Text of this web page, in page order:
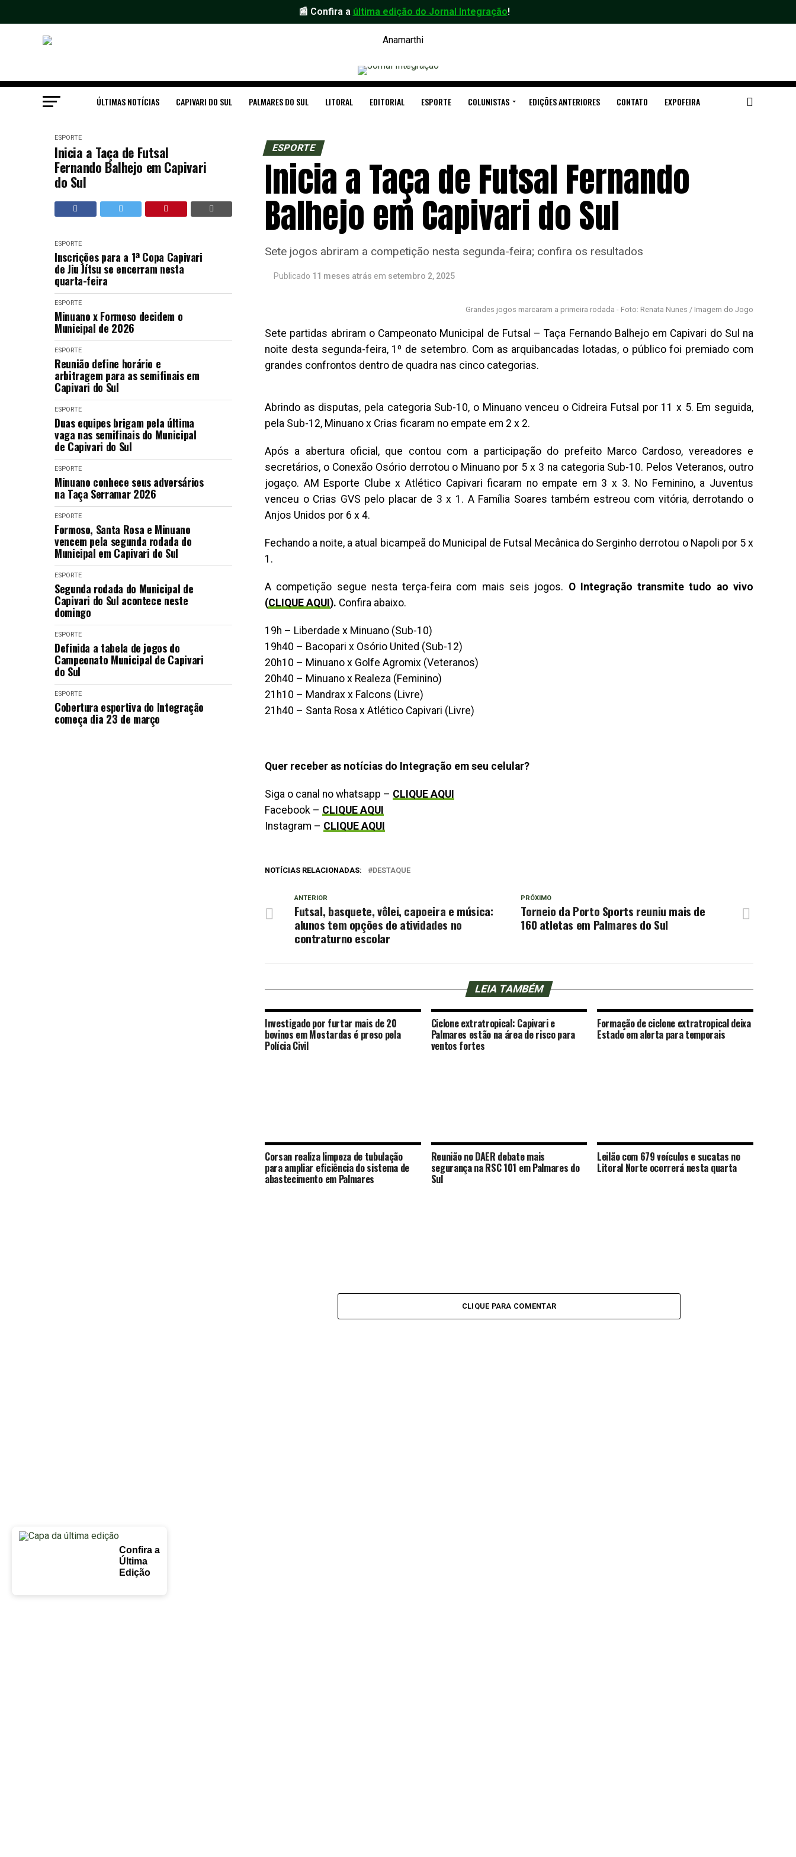
📰 Confira a última edição do Jornal Integração!
ÚLTIMAS NOTÍCIAS CAPIVARI DO SUL PALMARES DO SUL LITORAL EDITORIAL ESPORTE COLUNISTAS EDIÇÕES ANTERIORES CONTATO EXPOFEIRA
ESPORTE
Inicia a Taça de Futsal
Fernando Balhejo em Capivari
do Sul
ESPORTE
Inscrições para a 1ª Copa Capivari
de Jiu Jítsu se encerram nesta
quarta-feira
ESPORTE
Minuano x Formoso decidem o
Municipal de 2026
ESPORTE
Reunião define horário e
arbitragem para as semifinais em
Capivari do Sul
ESPORTE
Duas equipes brigam pela última
vaga nas semifinais do Municipal
de Capivari do Sul
ESPORTE
Minuano conhece seus adversários
na Taça Serramar 2026
ESPORTE
Formoso, Santa Rosa e Minuano
vencem pela segunda rodada do
Municipal em Capivari do Sul
ESPORTE
Segunda rodada do Municipal de
Capivari do Sul acontece neste
domingo
ESPORTE
Definida a tabela de jogos do
Campeonato Municipal de Capivari
do Sul
ESPORTE
Cobertura esportiva do Integração
começa dia 23 de março
ESPORTE
Inicia a Taça de Futsal Fernando
Balhejo em Capivari do Sul
Sete jogos abriram a competição nesta segunda-feira; confira os resultados
Publicado 11 meses atrás em setembro 2, 2025
Grandes jogos marcaram a primeira rodada - Foto: Renata Nunes / Imagem do Jogo
Sete partidas abriram o Campeonato Municipal de Futsal – Taça Fernando Balhejo em Capivari do Sul na
noite desta segunda-feira, 1º de setembro. Com as arquibancadas lotadas, o público foi premiado com
grandes confrontos dentro de quadra nas cinco categorias.
Abrindo as disputas, pela categoria Sub-10, o Minuano venceu o Cidreira Futsal por 11 x 5. Em seguida,
pela Sub-12, Minuano x Crias ficaram no empate em 2 x 2.
Após a abertura oficial, que contou com a participação do prefeito Marco Cardoso, vereadores e
secretários, o Conexão Osório derrotou o Minuano por 5 x 3 na categoria Sub-10. Pelos Veteranos, outro
jogaço. AM Esporte Clube x Atlético Capivari ficaram no empate em 3 x 3. No Feminino, a Juventus
venceu o Crias GVS pelo placar de 3 x 1. A Família Soares também estreou com vitória, derrotando o
Anjos Unidos por 6 x 4.
Fechando a noite, a atual bicampeã do Municipal de Futsal Mecânica do Serginho derrotou o Napoli por 5 x
1.
A competição segue nesta terça-feira com mais seis jogos. O Integração transmite tudo ao vivo
(CLIQUE AQUI ). Confira abaixo.
19h – Liberdade x Minuano (Sub-10)
19h40 – Bacopari x Osório United (Sub-12)
20h10 – Minuano x Golfe Agromix (Veteranos)
20h40 – Minuano x Realeza (Feminino)
21h10 – Mandrax x Falcons (Livre)
21h40 – Santa Rosa x Atlético Capivari (Livre)
Quer receber as notícias do Integração em seu celular?
Siga o canal no whatsapp – CLIQUE AQUI
Facebook – CLIQUE AQUI
Instagram – CLIQUE AQUI
NOTÍCIAS RELACIONADAS: DESTAQUE
PRÓXIMO
Torneio da Porto Sports reuniu mais de
160 atletas em Palmares do Sul
ANTERIOR
Futsal, basquete, vôlei, capoeira e música:
alunos tem opções de atividades no
contraturno escolar
LEIA TAMBÉM
Investigado por furtar mais de 20
bovinos em Mostardas é preso pela
Polícia Civil
Ciclone extratropical: Capivari e
Palmares estão na área de risco para
ventos fortes
Formação de ciclone extratropical deixa
Estado em alerta para temporais
Corsan realiza limpeza de tubulação
para ampliar eficiência do sistema de
abastecimento em Palmares
Reunião no DAER debate mais
segurança na RSC 101 em Palmares do
Sul
Leilão com 679 veículos e sucatas no
Litoral Norte ocorrerá nesta quarta
CLIQUE PARA COMENTAR
Confira a
Última
Edição